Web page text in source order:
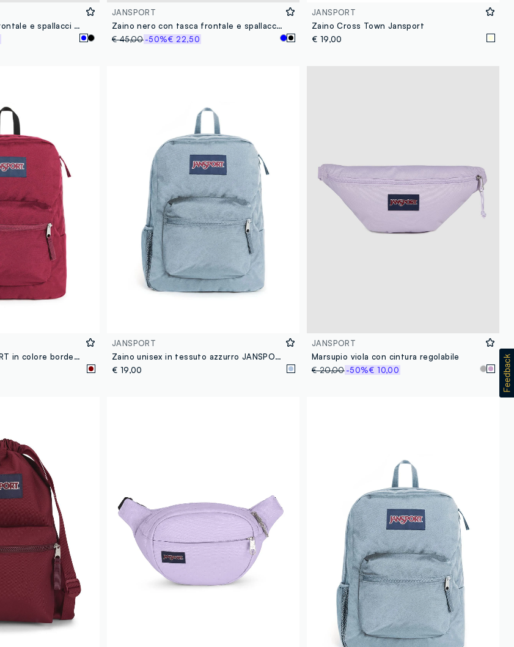
Zaino blu con tasca frontale e spallacci regolabili
JANSPORT
Zaino nero con tasca frontale e spallacci regolabili
€ 45,00-50%€ 22,50
JANSPORT
Zaino Cross Town Jansport
€ 19,00
Zaino unisex JANSPORT in colore bordeaux
JANSPORT
Zaino unisex in tessuto azzurro JANSPORT
€ 19,00
JANSPORT
Marsupio viola con cintura regolabile
€ 20,00-50%€ 10,00